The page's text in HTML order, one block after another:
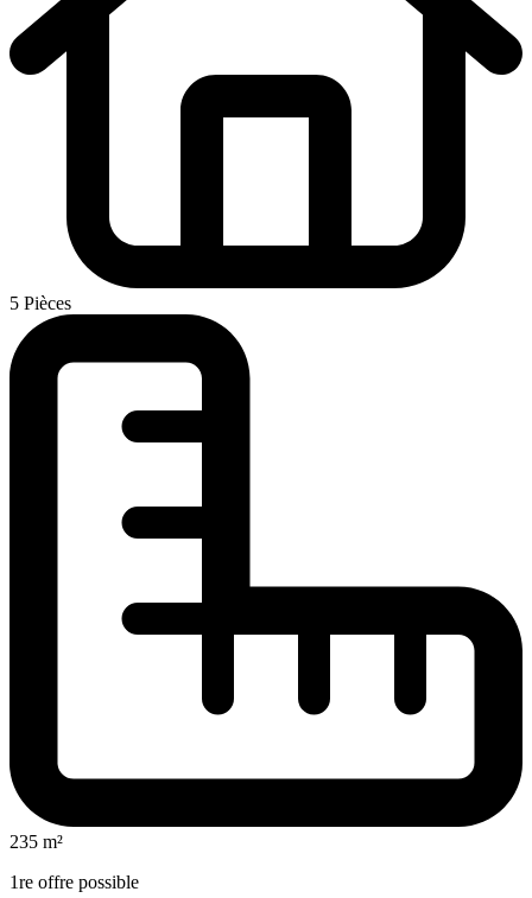
5 Pièces
235 m²
1re offre possible